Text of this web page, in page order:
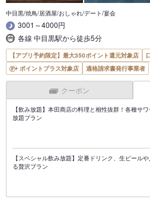
中目黒/焼鳥/居酒屋/おしゃれ/デート/宴会
3001～4000円
各線 中目黒駅から徒歩5分
【アプリ予約限定】最大350ポイント還元対象店
ポイントプラス対象店
適格請求書発行事業者
クーポン
【飲み放題】本田商店の料理と相性抜群！各種サ
放題プラン
【スペシャル飲み放題】定番ドリンク、生ビール
る贅沢プラン